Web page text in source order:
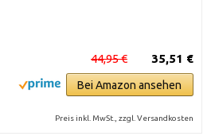
35,51 €
44,95 €
Bei Amazon ansehen
Preis inkl. MwSt., zzgl. Versandkosten